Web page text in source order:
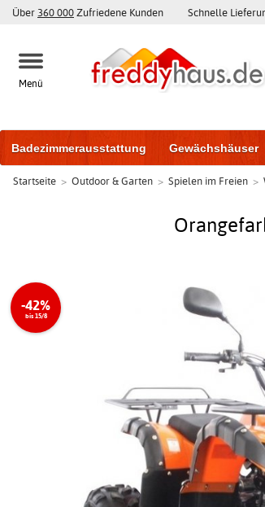
Über 360 000 Zufriedene Kunden Schnelle
Menü
Badezimmerausstattung Gewächshäuser
Gartenhäuser und Schuppen Haustüren
Startseite > Outdoor & Garten > Spielen im Freien >
-42%
bis 15/8